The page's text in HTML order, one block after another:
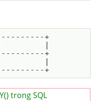
+
2)         |
+
|
trong SQL